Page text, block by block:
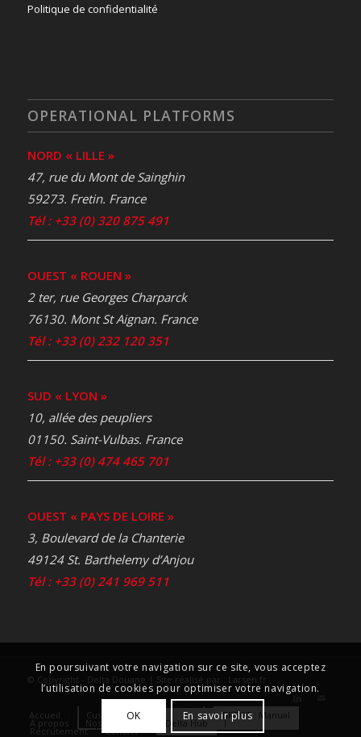
Politique de confidentialité
OPERATIONAL PLATFORMS
NORD « LILLE »
47, rue du Mont de Sainghin
59273. Fretin. France
Tél : +33 (0) 320 875 491
OUEST « ROUEN »
2 ter, rue Georges Charparck
76130. Mont St Aignan. France
Tél : +33 (0) 232 120 351
SUD « LYON »
10, allée des peupliers
01150. Saint-Vulbas. France
Tél : +33 (0) 474 465 701
OUEST « PAYS DE LOIRE »
3, Boulevard de la Chanterie
49124 St. Barthelemy d’Anjou
Tél : +33 (0) 241 969 511
© Copyright - Delta Douane | Site réalisé par : Larsen.fr
Accueil Customs places in France BREXIT : Manual
À propos Nos services Delta Hub Actualités
Recrutement Contact
En poursuivant votre navigation sur ce site, vous acceptez
l’utilisation de cookies pour optimiser votre navigation.
OK En savoir plus